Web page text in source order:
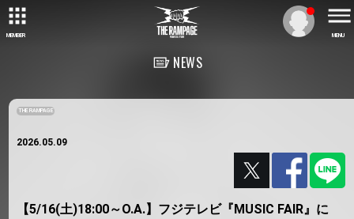
MEMBER MENU
NEWS
THE RAMPAGE
2026.05.09
【5/16(土)18:00～O.A.】フジテレビ『MUSIC FAIR』に